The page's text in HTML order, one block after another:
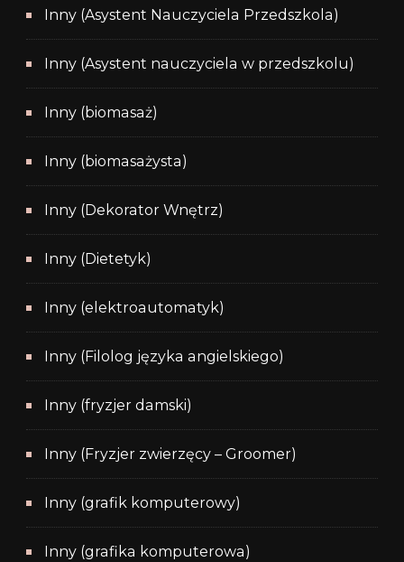
Inny (Asystent Nauczyciela Przedszkola)
Inny (Asystent nauczyciela w przedszkolu)
Inny (biomasaż)
Inny (biomasażysta)
Inny (Dekorator Wnętrz)
Inny (Dietetyk)
Inny (elektroautomatyk)
Inny (Filolog języka angielskiego)
Inny (fryzjer damski)
Inny (Fryzjer zwierzęcy – Groomer)
Inny (grafik komputerowy)
Inny (grafika komputerowa)